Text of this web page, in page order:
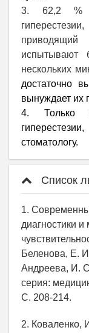
3. 62,2 %
испытывают
нескольких
достаточно
вынуждает их
4. Только
стоматологу.
Список
1.
диагностики
Беленова, Е.
Андреева, И.
серия:
С. 208-214.
2. Коваленко,